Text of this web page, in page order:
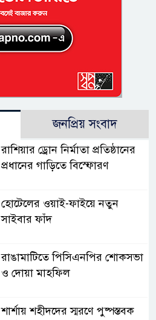
জনপ্রিয় সংবাদ
রাশিয়ার ড্রোন নির্মাতা প্রতিষ্ঠানের
প্রধানের গাড়িতে বিস্ফোরণ
হোটেলের ওয়াই-ফাইয়ে নতুন
সাইবার ফাঁদ
রাঙামাটিতে পিসিএনপির শোকসভা
ও দোয়া মাহফিল
শার্শায় শহীদদের স্মরণে পুষ্পস্তবক